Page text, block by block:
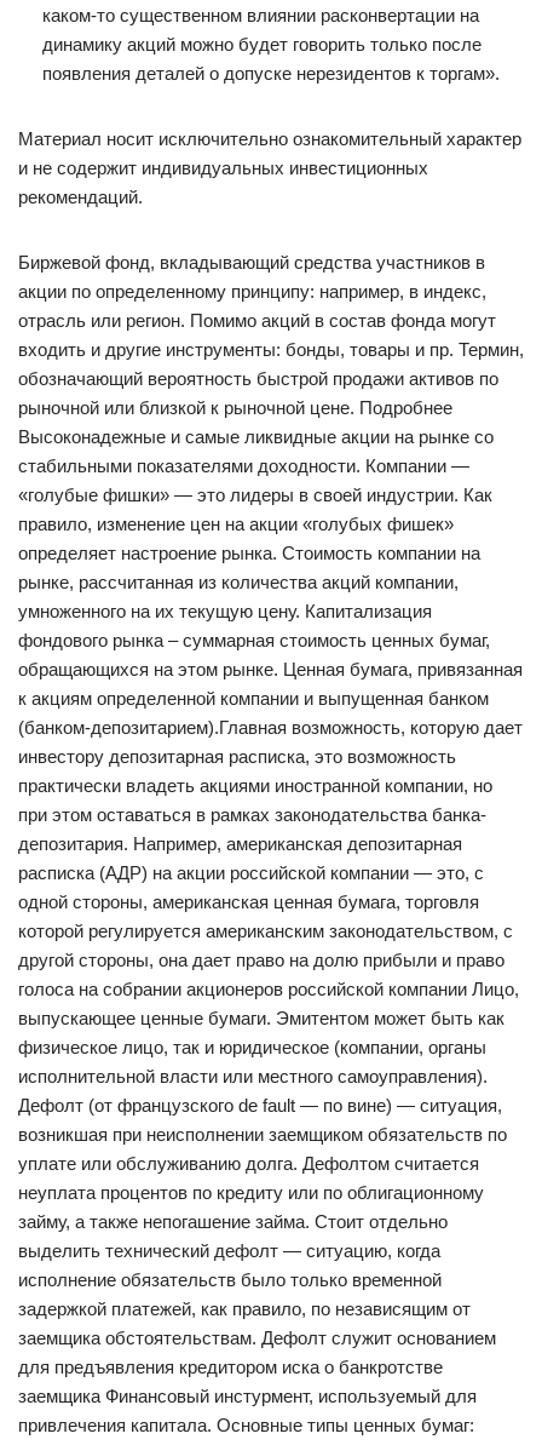
каком-то существенном влиянии расконвертации на
динамику акций можно будет говорить только после
появления деталей о допуске нерезидентов к торгам».
Материал носит исключительно ознакомительный характер
и не содержит индивидуальных инвестиционных
рекомендаций.
Биржевой фонд, вкладывающий средства участников в
акции по определенному принципу: например, в индекс,
отрасль или регион. Помимо акций в состав фонда могут
входить и другие инструменты: бонды, товары и пр. Термин,
обозначающий вероятность быстрой продажи активов по
рыночной или близкой к рыночной цене. Подробнее
Высоконадежные и самые ликвидные акции на рынке со
стабильными показателями доходности. Компании —
«голубые фишки» — это лидеры в своей индустрии. Как
правило, изменение цен на акции «голубых фишек»
определяет настроение рынка. Стоимость компании на
рынке, рассчитанная из количества акций компании,
умноженного на их текущую цену. Капитализация
фондового рынка – суммарная стоимость ценных бумаг,
обращающихся на этом рынке. Ценная бумага, привязанная
к акциям определенной компании и выпущенная банком
(банком-депозитарием).Главная возможность, которую дает
инвестору депозитарная расписка, это возможность
практически владеть акциями иностранной компании, но
при этом оставаться в рамках законодательства банка-
депозитария. Например, американская депозитарная
расписка (АДР) на акции российской компании — это, с
одной стороны, американская ценная бумага, торговля
которой регулируется американским законодательством, с
другой стороны, она дает право на долю прибыли и право
голоса на собрании акционеров российской компании Лицо,
выпускающее ценные бумаги. Эмитентом может быть как
физическое лицо, так и юридическое (компании, органы
исполнительной власти или местного самоуправления).
Дефолт (от французского de fault — по вине) — ситуация,
возникшая при неисполнении заемщиком обязательств по
уплате или обслуживанию долга. Дефолтом считается
неуплата процентов по кредиту или по облигационному
займу, а также непогашение займа. Стоит отдельно
выделить технический дефолт — ситуацию, когда
исполнение обязательств было только временной
задержкой платежей, как правило, по независящим от
заемщика обстоятельствам. Дефолт служит основанием
для предъявления кредитором иска о банкротстве
заемщика Финансовый инстурмент, используемый для
привлечения капитала. Основные типы ценных бумаг: